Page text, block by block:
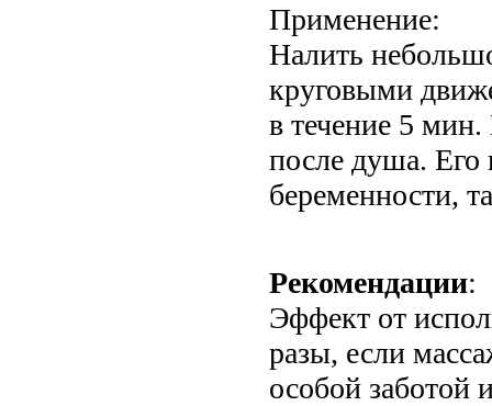
Применение:
Налить
круговыми
в течение 5
после душа. Его
беременности,
Рекомендации:
Эффект от
разы, если
особой заботой